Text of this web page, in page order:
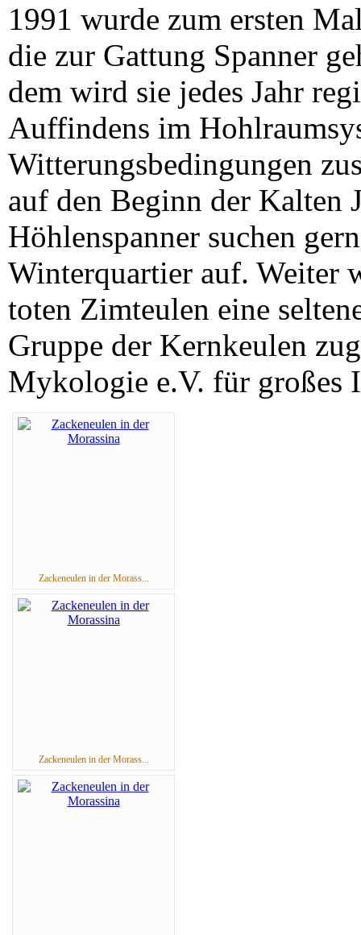
1991 wurde zum ersten
die zur Gattung Spanner
dem wird sie jedes Jahr
Auffindens im
Witterungsbedingungen
auf den Beginn der Kalten
Höhlenspanner suchen
Winterquartier auf. Weiter
toten Zimteulen eine
Gruppe der Kernkeulen
Mykologie e.V. für großes
Zackeneulen in der Morass...
Zackeneulen in der Morass...